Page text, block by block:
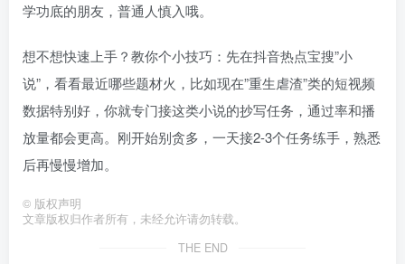
学功底的朋友，普通人慎入哦。
想不想快速上手？教你个小技巧：先在抖音热点宝搜”小
说”，看看最近哪些题材火，比如现在”重生虐渣”类的短视频
数据特别好，你就专门接这类小说的抄写任务，通过率和播
放量都会更高。刚开始别贪多，一天接2-3个任务练手，熟悉
后再慢慢增加。
© 版权声明
文章版权归作者所有，未经允许请勿转载。
THE END